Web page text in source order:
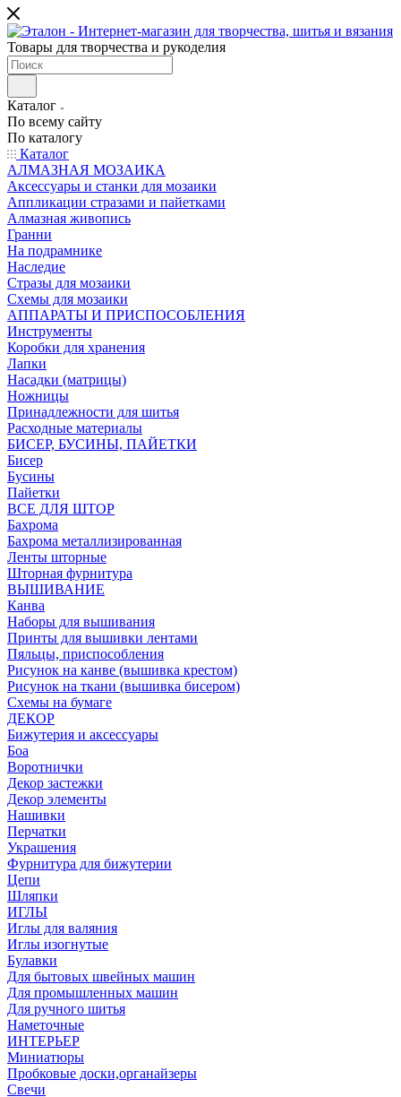
Товары для творчества и рукоделия
Каталог
По всему сайту
По каталогу
Каталог
АЛМАЗНАЯ МОЗАИКА
Аксессуары и станки для мозаики
Аппликации стразами и пайетками
Алмазная живопись
Гранни
На подрамнике
Наследие
Стразы для мозаики
Схемы для мозаики
АППАРАТЫ И ПРИСПОСОБЛЕНИЯ
Инструменты
Коробки для хранения
Лапки
Насадки (матрицы)
Ножницы
Принадлежности для шитья
Расходные материалы
БИСЕР, БУСИНЫ, ПАЙЕТКИ
Бисер
Бусины
Пайетки
ВСЕ ДЛЯ ШТОР
Бахрома
Бахрома металлизированная
Ленты шторные
Шторная фурнитура
ВЫШИВАНИЕ
Канва
Наборы для вышивания
Принты для вышивки лентами
Пяльцы, приспособления
Рисунок на канве (вышивка крестом)
Рисунок на ткани (вышивка бисером)
Схемы на бумаге
ДЕКОР
Бижутерия и аксессуары
Боа
Воротнички
Декор застежки
Декор элементы
Нашивки
Перчатки
Украшения
Фурнитура для бижутерии
Цепи
Шляпки
ИГЛЫ
Иглы для валяния
Иглы изогнутые
Булавки
Для бытовых швейных машин
Для промышленных машин
Для ручного шитья
Наметочные
ИНТЕРЬЕР
Миниатюры
Пробковые доски,органайзеры
Свечи